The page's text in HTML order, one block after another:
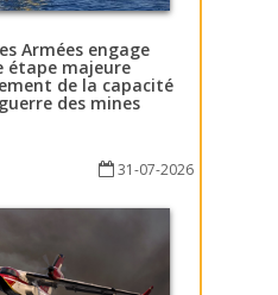
Armées engage
étape majeure
de la capacité
des mines
31-07-2026